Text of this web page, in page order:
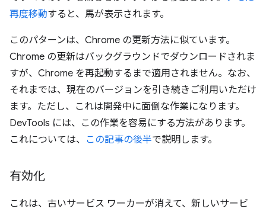
再度移動すると、馬が表示されます。
このパターンは、Chrome の更新方法に似ています。
Chrome の更新はバックグラウンドでダウンロードされま
すが、Chrome を再起動するまで適用されません。なお、
それまでは、現在のバージョンを引き続きご利用いただけ
ます。ただし、これは開発中に面倒な作業になります。
DevTools には、この作業を容易にする方法があります。
これについては、 この記事の後半で説明します。
有効化
これは、古いサービス ワーカーが消えて、新しいサービ